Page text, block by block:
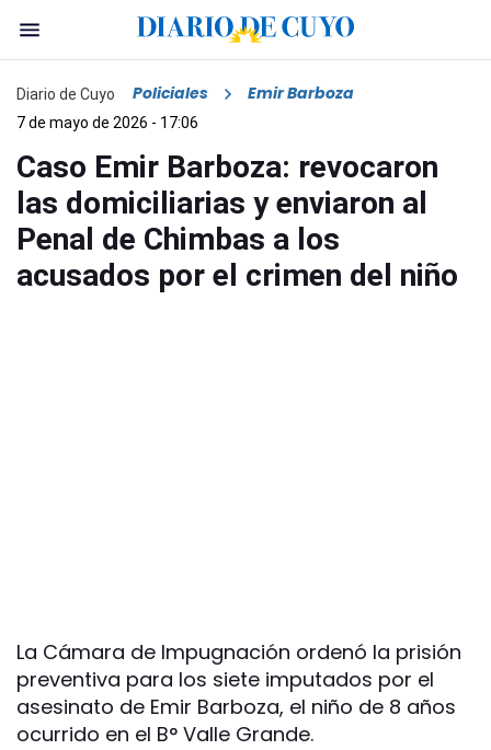
Diario de Cuyo Policiales Emir Barboza
7 de mayo de 2026 - 17:06
Caso Emir Barboza: revocaron
las domiciliarias y enviaron al
Penal de Chimbas a los
acusados por el crimen del niño
La Cámara de Impugnación ordenó la prisión
preventiva para los siete imputados por el
asesinato de Emir Barboza, el niño de 8 años
ocurrido en el B° Valle Grande.